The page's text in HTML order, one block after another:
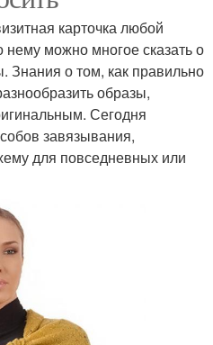
карточка любой
можно многое сказать о
Знания о том, как правильно
образы,
Сегодня
завязывания,
для повседневных или